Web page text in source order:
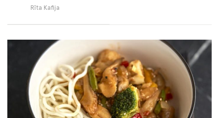
Rīta Kafija